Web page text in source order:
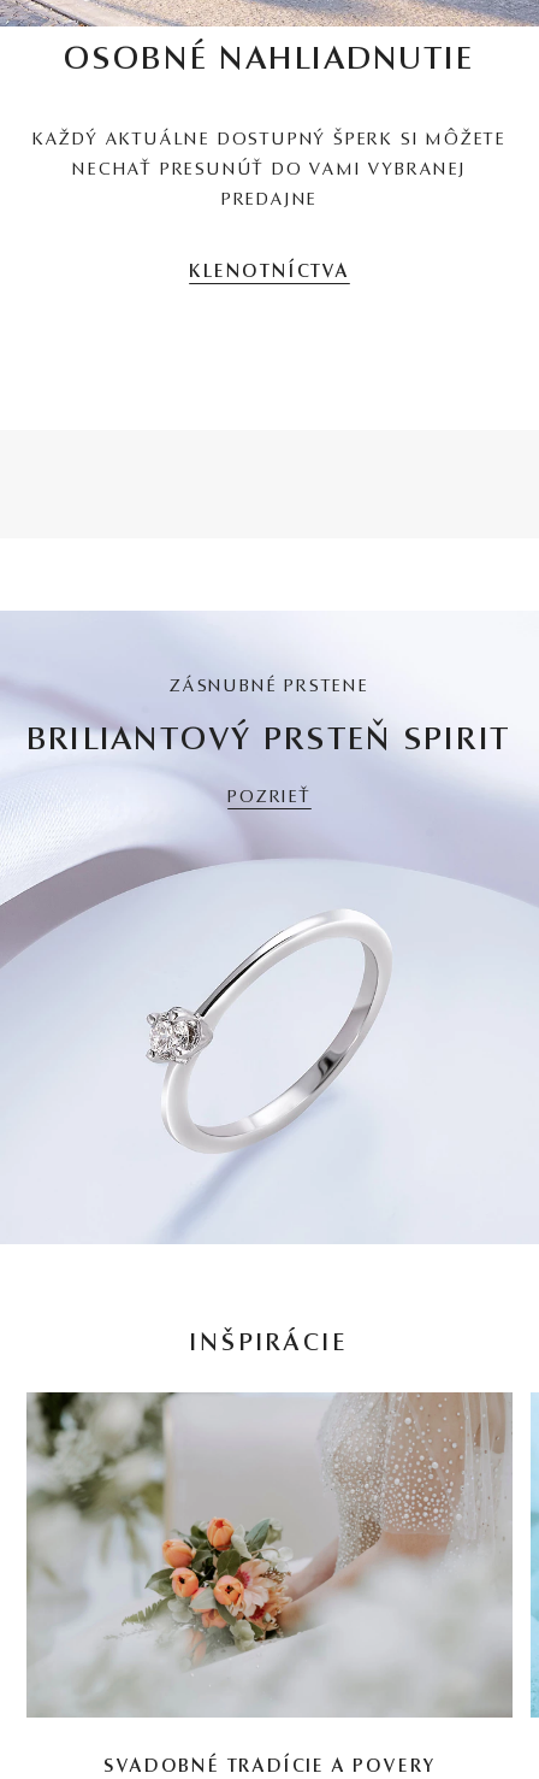
OSOBNÉ NAHLIADNUTIE
KAŽDÝ AKTUÁLNE DOSTUPNÝ ŠPERK SI MÔŽETE
NECHAŤ PRESUNÚŤ DO VAMI VYBRANEJ
PREDAJNE
KLENOTNÍCTVA
ZÁSNUBNÉ PRSTENE
BRILIANTOVÝ PRSTEŇ SPIRIT
POZRIEŤ
INŠPIRÁCIE
SVADOBNÉ TRADÍCIE A POVERY